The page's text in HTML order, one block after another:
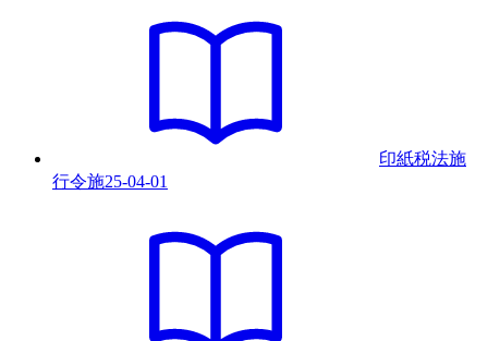
印紙税法施
行令施25-04-01